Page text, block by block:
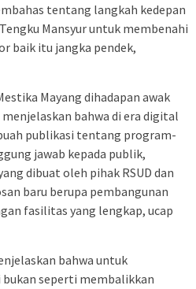
tentang langkah kedepan
Mansyur untuk membenahi
baik itu jangka pendek,
Mayang dihadapan awak
bahwa di era digital
publikasi tentang program-
jawab kepada publik,
dibuat oleh pihak RSUD dan
baru berupa pembangunan
fasilitas yang lengkap, ucap
bahwa untuk
seperti membalikkan